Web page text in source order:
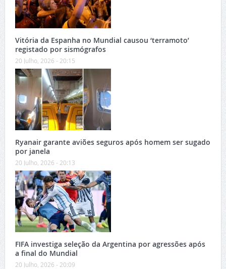
Vitória da Espanha no Mundial causou ‘terramoto’
registado por sismógrafos
20 Julho, 2026 - 20:15
Ryanair garante aviões seguros após homem ser sugado
por janela
20 Julho, 2026 - 20:13
FIFA investiga seleção da Argentina por agressões após
a final do Mundial
20 Julho, 2026 - 20:09